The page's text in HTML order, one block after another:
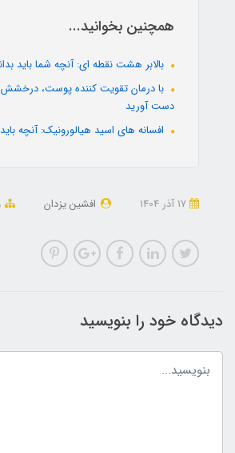
همچنین بخوانید...
بالابر هشت نقطه ای: آنچه شما باید
با درمان تقویت کننده پوست، درخشش
دست آورید
افسانه های اسید هیالورونیک: آنچه باید
افشین یزدان
دیدگاه خود را بنویسید